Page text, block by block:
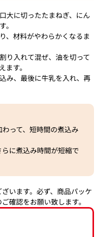
大に切ったたまねぎ、にん
。
、材料がやわらかくなるま
り入れて混ぜ、油を切って
す。
み、最後に牛乳を入れ、再
って、短時間の煮込み
に煮込み時間が短縮で
います。必ず、商品パッケ
確認をお願い致します。